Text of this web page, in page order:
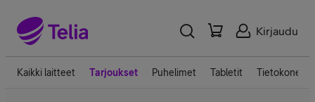
Kirjaudu
Kaikki laitteet Tarjoukset Puhelimet Tabletit Tietokoneet